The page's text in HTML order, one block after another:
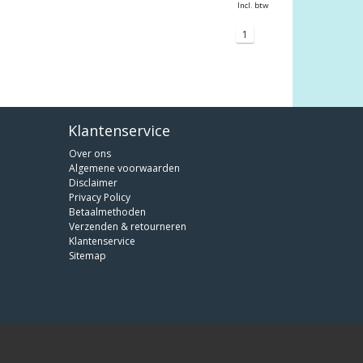
Incl. btw
1
Klantenservice
Over ons
Algemene voorwaarden
Disclaimer
Privacy Policy
Betaalmethoden
Verzenden & retourneren
Klantenservice
Sitemap